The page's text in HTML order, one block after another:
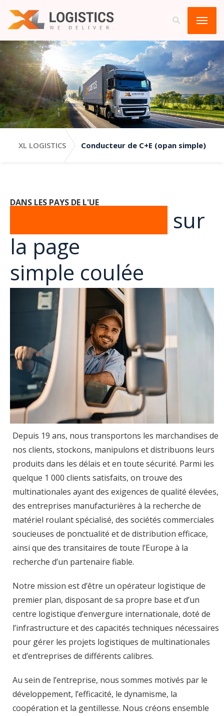
XL LOGISTICS Conducteur de C+E (opan simple)
DANS LES PAYS DE L'UE
sur
la page
simple coulée
Depuis 19 ans, nous transportons les marchandises de
nos clients, stockons, manipulons et distribuons leurs
produits dans les délais et en toute sécurité. Parmi les
quelque 1 000 clients satisfaits, on trouve des
multinationales ayant des exigences de qualité élevées,
des entreprises manufacturières à la recherche de
matériel roulant spécialisé, des sociétés commerciales
soucieuses de ponctualité et de distribution efficace,
ainsi que des transitaires de toute l’Europe à la
recherche d’un partenaire fiable.
Notre mission est d’être un opérateur logistique de
premier plan, disposant de sa propre base et d’un
centre logistique d’envergure internationale, doté de
l’infrastructure et des capacités techniques nécessaires
pour gérer les projets logistiques de multinationales
et d’entreprises de différents calibres.
Au sein de l’entreprise, nous sommes motivés par le
développement, l’efficacité, le dynamisme, la
coopération et la gentillesse. Nous créons ensemble